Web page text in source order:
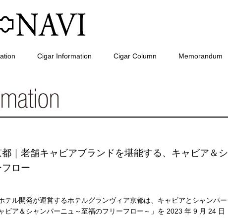
Cigar Information Cigar Column Memorandum
｜老舗キャビアブランドを堪能する、キャビア＆シ
ロー
テル開発が運営するホテルグランヴィア京都は、キャビアとシャンパー
ビア＆シャンパーニュ～至福のフリーフロー～」を 2023 年 9 月 24 日